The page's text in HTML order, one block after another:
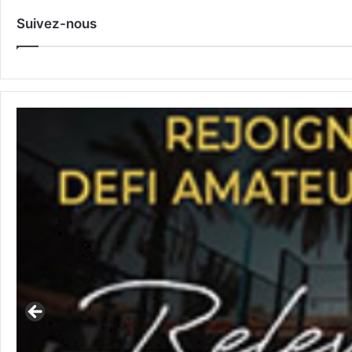
Suivez-nous